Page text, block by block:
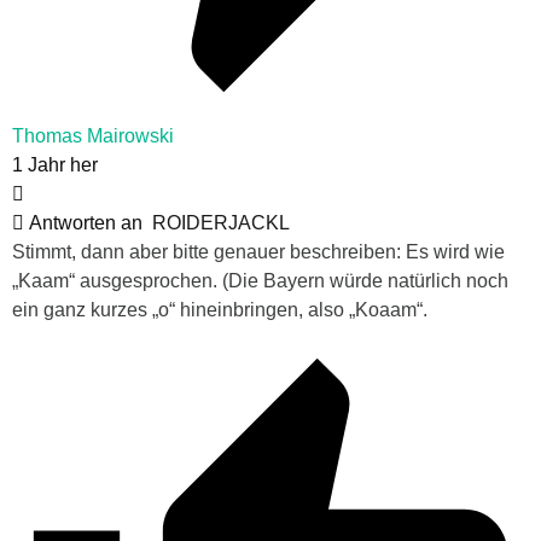
Thomas Mairowski
1 Jahr her
Antworten an
ROIDERJACKL
Stimmt, dann aber bitte genauer beschreiben: Es wird wie
„Kaam“ ausgesprochen. (Die Bayern würde natürlich noch
ein ganz kurzes „o“ hineinbringen, also „Koaam“.